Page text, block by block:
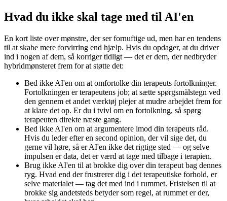
Hvad du ikke skal tage med til AI'en
En kort liste over mønstre, der ser fornuftige ud, men har en tendens
til at skabe mere forvirring end hjælp. Hvis du opdager, at du driver
ind i nogen af dem, så korriger tidligt — det er dem, der nedbryder
hybridmønsteret frem for at støtte det:
Bed ikke AI'en om at omfortolke din terapeuts fortolkninger.
Fortolkningen er terapeutens job; at sætte spørgsmålstegn ved
den gennem et andet værktøj plejer at mudre arbejdet frem for
at klare det op. Er du i tvivl om en fortolkning, så spørg
terapeuten direkte næste gang.
Bed ikke AI'en om at argumentere imod din terapeuts råd.
Hvis du leder efter en second opinion, der vil sige det, du
gerne vil høre, så er AI'en ikke det rigtige sted — og selve
impulsen er data, det er værd at tage med tilbage i terapien.
Brug ikke AI'en til at brokke dig over din terapeut bag dennes
ryg. Hvad end der frustrerer dig i det terapeutiske forhold, er
selve materialet — tag det med ind i rummet. Fristelsen til at
brokke sig andetsteds betyder som regel, at rummet er der,